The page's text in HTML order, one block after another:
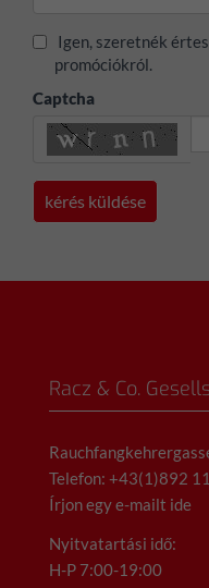
Igen, szeretnék
promóciókról.
Captcha
Racz & Co.
Telefon: +43(1)892
Írjon egy e-mailt ide
Nyitvatartási idő:
H-P 7:00-19:00